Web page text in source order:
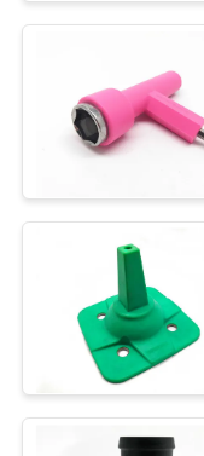
CONTROL
CALIDAD
EN
CONTACTO
NOTICIAS